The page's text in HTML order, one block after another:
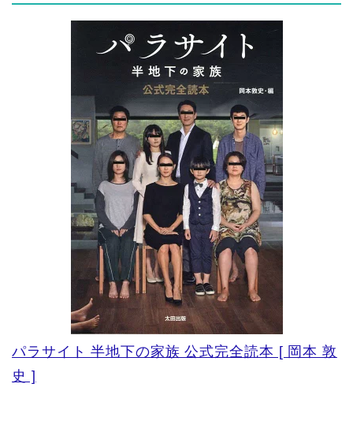
パラサイト 半地下の家族 公式完全読本 [ 岡本 敦
史 ]